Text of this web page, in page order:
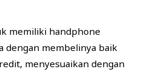
memiliki handphone
dengan membelinya baik
menyesuaikan dengan